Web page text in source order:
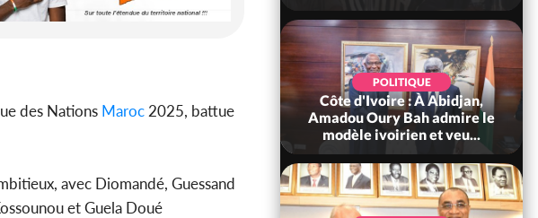
des Nations Maroc 2025, battue
avec Diomandé, Guessand
et Guela Doué
l'indépendance, Alassane
POLITIQUE
Côte d'Ivoire : À Abidjan,
Amadou Oury Bah admire le
modèle ivoirien et veu...